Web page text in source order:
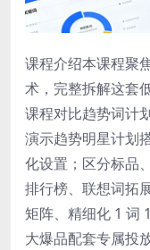
课程介绍本课程聚
术，完整拆解这套
课程对比趋势词计
演示趋势明星计划
化设置；区分标品
排行榜、联想词拓
矩阵、精细化 1 词
大爆品配套专属投